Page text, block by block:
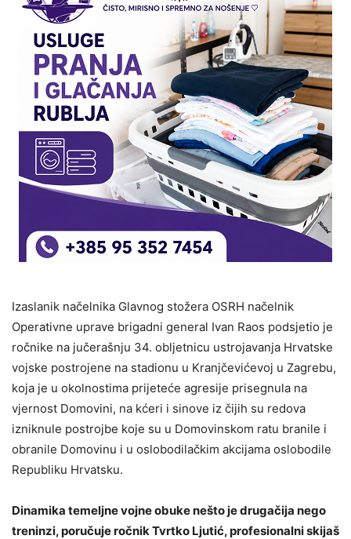
Izaslanik načelnika Glavnog stožera OSRH načelnik
Operativne uprave brigadni general Ivan Raos podsjetio je
ročnike na jučerašnju 34. obljetnicu ustrojavanja Hrvatske
vojske postrojene na stadionu u Kranjčevićevoj u Zagrebu,
koja je u okolnostima prijeteće agresije prisegnula na
vjernost Domovini, na kćeri i sinove iz čijih su redova
izniknule postrojbe koje su u Domovinskom ratu branile i
obranile Domovinu i u oslobodilačkim akcijama oslobodile
Republiku Hrvatsku.
Dinamika temeljne vojne obuke nešto je drugačija nego
treninzi, poručuje ročnik Tvrtko Ljutić, profesionalni skijaš